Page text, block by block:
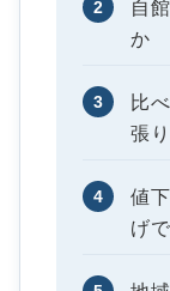
2
自
か
3
比
張
4
値
げ